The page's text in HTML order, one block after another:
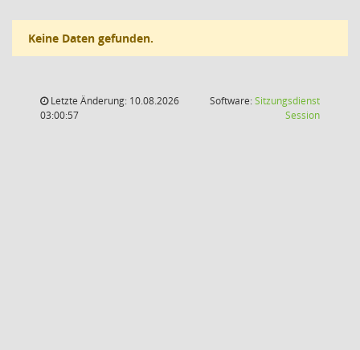
Keine Daten gefunden.
Letzte Änderung: 10.08.2026
03:00:57
Software:Sitzungsdienst
Session(Wird in